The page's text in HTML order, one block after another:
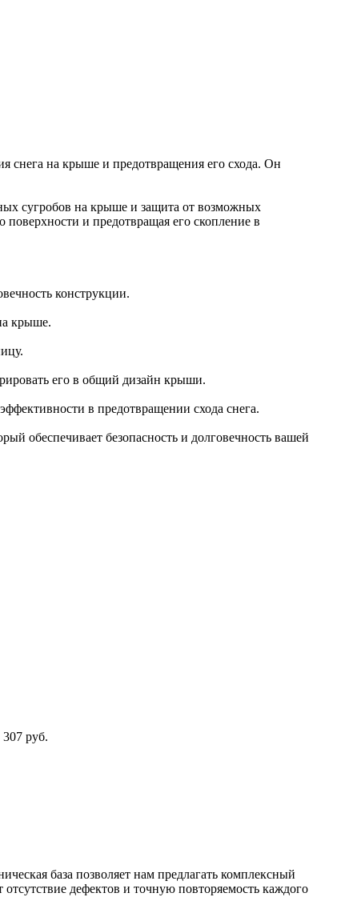
снега на крыше и предотвращения его схода. Он
сугробов на крыше и защита от возможных
и предотвращая его скопление в
конструкции.
крыше.
его в общий дизайн крыши.
в предотвращении схода снега.
обеспечивает безопасность и долговечность вашей
руб.
база позволяет нам предлагать комплексный
дефектов и точную повторяемость каждого